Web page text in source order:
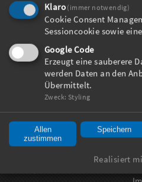
Referenzen
Downloads
Kalibrierwerke
Klaro (immer notwendig)
Cookie Consent
Sessioncookie sowie
Google Code
Erzeugt eine sauberere
werden Daten an den
Übermittelt.
Zweck: Styling
Allen
zustimmen
Speichern
Realisiert